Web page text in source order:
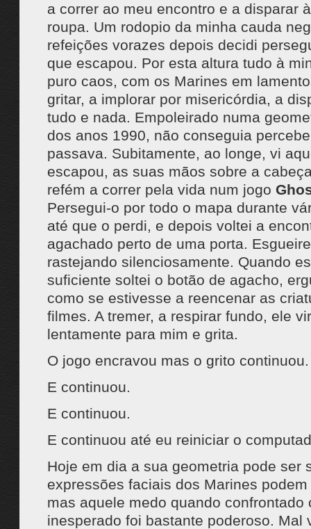
a correr ao meu encontro e a disparar
roupa. Um rodopio da minha cauda
refeições vorazes depois decidi
que escapou. Por esta altura tudo à
puro caos, com os Marines em
gritar, a implorar por misericórdia, a
tudo e nada. Empoleirado numa
dos anos 1990, não conseguia
passava. Subitamente, ao longe, vi
escapou, as suas mãos sobre a
refém a correr pela vida num jogo
Persegui-o por todo o mapa durante
até que o perdi, e depois voltei a
agachado perto de uma porta.
rastejando silenciosamente. Quando
suficiente soltei o botão de agacho,
como se estivesse a reencenar as
filmes. A tremer, a respirar fundo, ele
lentamente para mim e grita.
O jogo encravou mas o grito continuou.
E continuou.
E continuou.
E continuou até eu reiniciar o
Hoje em dia a sua geometria pode ser
expressões faciais dos Marines
mas aquele medo quando confrontado
inesperado foi bastante poderoso. Mal